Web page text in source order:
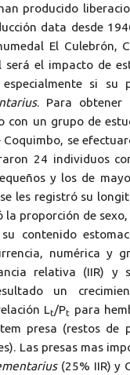
producido
data desde
El Culebrón,
será el impacto de
especialmente si
. Para obtener
con un grupo de
Coquimbo, se
24 individuos
y los de
les registró su
la proporción de
contenido
numérica y
relativa (IIR) y
un
Lt/Pt para
presa (restos de
Las presas mas
(25% IIR) y